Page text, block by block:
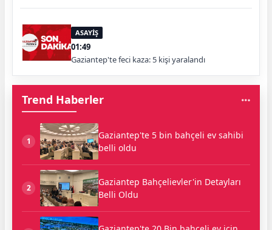
ASAYİŞ
01:49
Gaziantep'te feci kaza: 5 kişi yaralandı
Trend Haberler
1
Gaziantep'te 5 bin bahçeli ev sahibi
belli oldu
2
Gaziantep Bahçelievler'in Detayları
Belli Oldu